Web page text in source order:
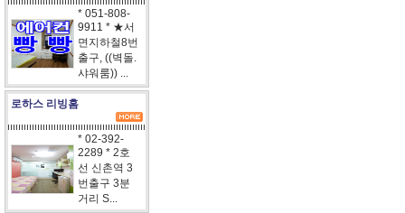
* 051-808-
9911 * ★서
면지하철8번
출구, ((벽돌.
샤워룸)) ...
로하스 리빙홈
* 02-392-
2289 * 2호
선 신촌역 3
번출구 3분
거리 S...